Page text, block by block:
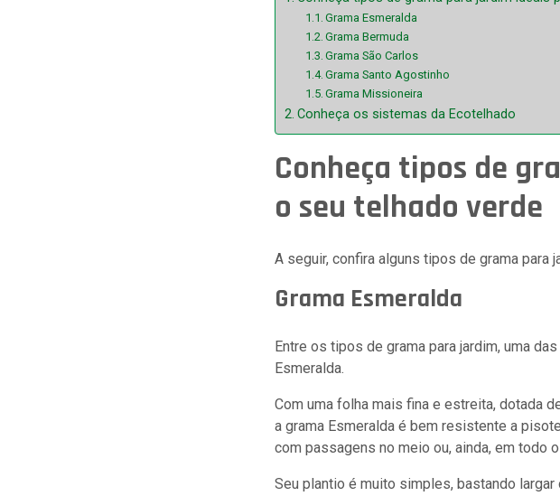
Grama Esmeralda
Grama Bermuda
Grama São Carlos
Grama Santo Agostinho
Grama Missioneira
Conheça os sistemas da Ecotelhado
Conheça tipos de
o seu telhado verde
A seguir, confira alguns tipos de grama para
Grama Esmeralda
Entre os tipos de grama para jardim, uma
Esmeralda.
Com uma folha mais fina e estreita, dotada
a grama Esmeralda é bem resistente a
com passagens no meio ou, ainda, em todo
Seu plantio é muito simples, bastando